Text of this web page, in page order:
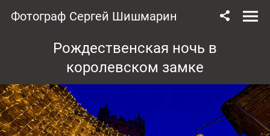
Фотограф Сергей Шишмарин
Рождественская ночь в
королевском замке